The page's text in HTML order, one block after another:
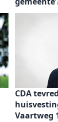
CDA
Vaartweg